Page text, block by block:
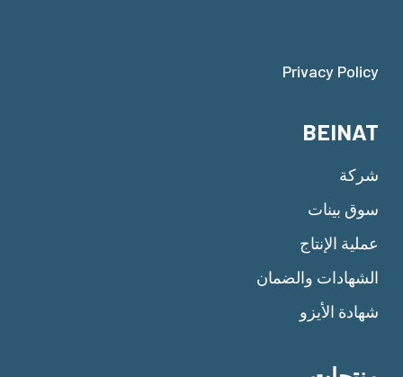
Privacy Policy
BEINAT
شركة
سوق بينات
عملية الإنتاج
الشهادات والضمان
شهادة الأيزو